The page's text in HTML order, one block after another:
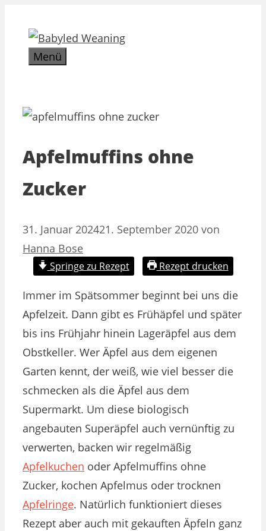
Inhalt
springenMenü
Apfelmuffins ohne
Zucker
31. Januar 202421. September 2020 von
Hanna Bose
Springe zu Rezept Rezept drucken
Immer im Spätsommer beginnt bei uns die
Apfelzeit. Dann gibt es Frühäpfel und später
bis ins Frühjahr hinein Lageräpfel aus dem
Obstkeller. Wer Äpfel aus dem eigenen
Garten kennt, der weiß, wie viel besser die
schmecken als die Äpfel aus dem
Supermarkt. Um diese biologisch
angebauten Superäpfel auch vernünftig zu
verwerten, backen wir regelmäßig
Apfelkuchen oder Apfelmuffins ohne
Zucker, kochen Apfelmus oder trocknen
Apfelringe. Natürlich funktioniert dieses
Rezept aber auch mit gekauften Äpfeln ganz